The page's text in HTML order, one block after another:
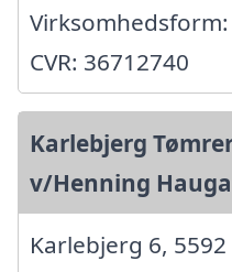
CVR: 36712740
Karlebjerg
v/Henning
Karlebjerg 6, 5592